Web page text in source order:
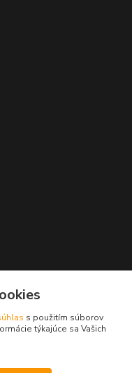
s použitím súborov
týkajúce sa Vašich